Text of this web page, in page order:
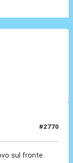
#2770
sul fronte